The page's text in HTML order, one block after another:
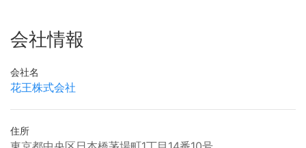
会社情報
会社名
花王株式会社
住所